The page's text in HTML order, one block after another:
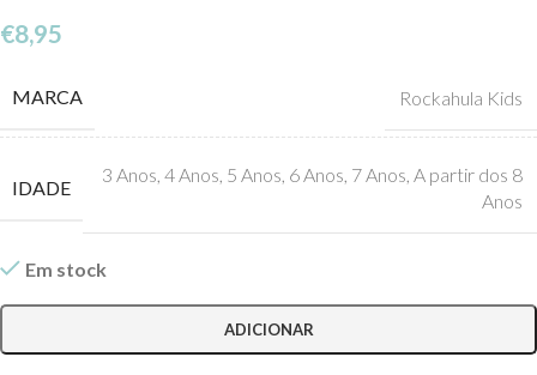
€8,95
MARCA Rockahula Kids
IDADE
3 Anos, 4 Anos, 5 Anos, 6 Anos, 7 Anos, A partir dos 8
Anos
Em stock
ADICIONAR